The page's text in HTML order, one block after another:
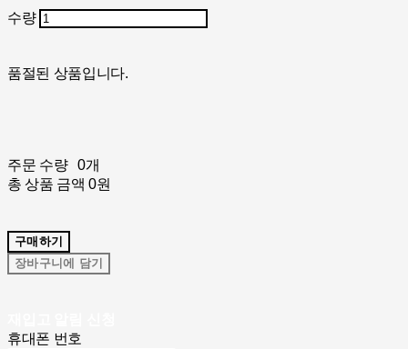
수량
품절된 상품입니다.
주문 수량
0개
총 상품 금액 0원
구매하기
장바구니에 담기
휴대폰 번호